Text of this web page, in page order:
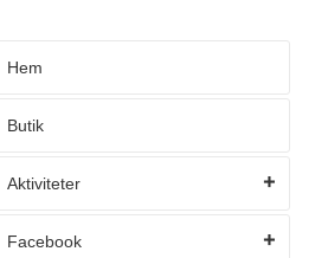
Hem
Butik
Aktiviteter
Facebook